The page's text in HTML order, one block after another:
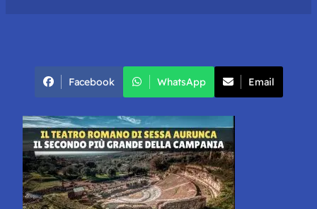
Facebook WhatsApp Email